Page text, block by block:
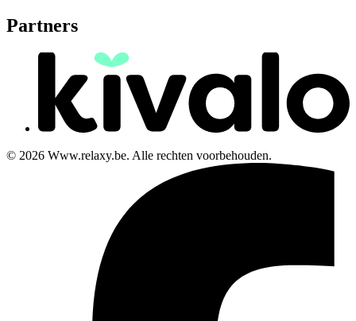
Partners
© 2026 Www.relaxy.be. Alle rechten voorbehouden.